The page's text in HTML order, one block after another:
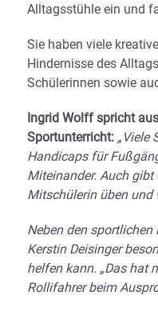
Alltagsstühle ein und
Sie haben viele
Hindernisse des
Schülerinnen sowie
Ingrid Wolff spricht
Sportunterricht: „Viele
Handicaps für
Miteinander. Auch
Mitschülerin üben und
Neben den
Kerstin Deisinger
helfen kann. „Das hat
Rollifahrer beim